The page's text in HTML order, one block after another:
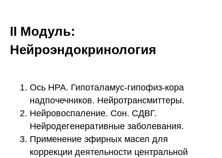
II Модуль:
Нейроэндокринология
Ось НРА. Гипоталамус-гипофиз-кора
надпочечников. Нейротрансмиттеры.
Нейровоспаление. Сон. СДВГ.
Нейродегенеративные заболевания.
Применение эфирных масел для
коррекции деятельности центральной